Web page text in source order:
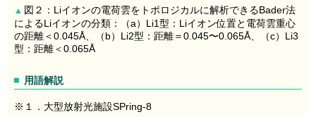
▲ 図２：Liイオンの電荷雲をトポロジカルに解析できるBader法
によるLiイオンの分類：（a）Li1型：Liイオン位置と電荷雲重心
の距離＜0.045Å、（b）Li2型：距離＝0.045〜0.065Å、（c）Li3
型：距離＜0.065Å
用語解説
※１．大型放射光施設SPring-8